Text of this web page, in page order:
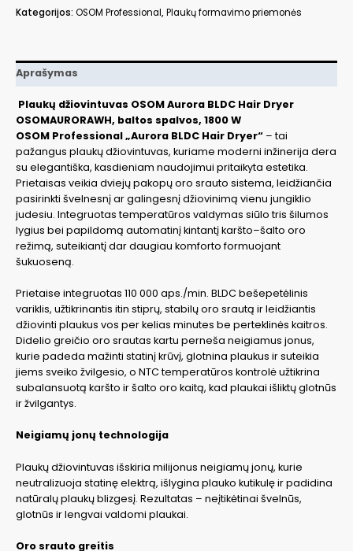
BLDC
OSOMAURORAWH
1800
Kategorijos: OSOM Professional,Plaukų formavimo priemonės
Aprašymas
Plaukų džiovintuvas OSOM Aurora BLDC Hair Dryer
OSOMAURORAWH, baltos spalvos, 1800 W
OSOM Professional „Aurora BLDC Hair Dryer“ – tai
pažangus plaukų džiovintuvas, kuriame moderni inžinerija dera
su elegantiška, kasdieniam naudojimui pritaikyta estetika.
Prietaisas veikia dviejų pakopų oro srauto sistema, leidžiančia
pasirinkti švelnesnį ar galingesnį džiovinimą vienu jungiklio
judesiu. Integruotas temperatūros valdymas siūlo tris šilumos
lygius bei papildomą automatinį kintantį karšto–šalto oro
režimą, suteikiantį dar daugiau komforto formuojant
šukuoseną.
Prietaise integruotas 110 000 aps./min. BLDC bešepetėlinis
variklis, užtikrinantis itin stiprų, stabilų oro srautą ir leidžiantis
džiovinti plaukus vos per kelias minutes be perteklinės kaitros.
Didelio greičio oro srautas kartu perneša neigiamus jonus,
kurie padeda mažinti statinį krūvį, glotnina plaukus ir suteikia
jiems sveiko žvilgesio, o NTC temperatūros kontrolė užtikrina
subalansuotą karšto ir šalto oro kaitą, kad plaukai išliktų glotnūs
ir žvilgantys.
Neigiamų jonų technologija
Plaukų džiovintuvas išskiria milijonus neigiamų jonų, kurie
neutralizuoja statinę elektrą, išlygina plauko kutikulę ir padidina
natūralų plaukų blizgesį. Rezultatas – neįtikėtinai švelnūs,
glotnūs ir lengvai valdomi plaukai.
Oro srauto greitis